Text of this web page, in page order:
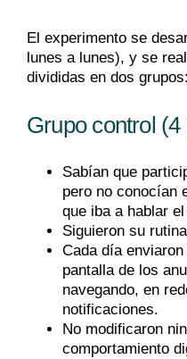
El experimento se
lunes a lunes), y se
divididas en dos grupos:
Grupo control (4
Sabían que
pero no conocían
que iba a hablar
Siguieron su
Cada día
pantalla de los
navegando, en
notificaciones.
No modificaron
comportamiento